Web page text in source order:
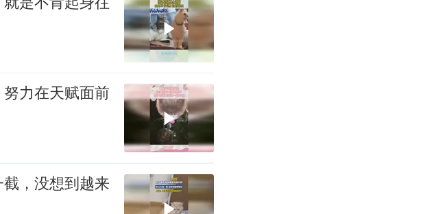
力在天赋面前
，没想到越来